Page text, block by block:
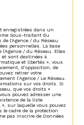
enregistrées dans un
Sous-traitant du
l'Agence / du Réseau
personnelles. La base
/ du Réseau. Elles
et sont destinées à
et libertés », vous
d’opposition, de
retirer votre
l’Agence / Le Réseau.
sur vos droits. Si
que vos droits «
pouvez adresser une
de la liste
», sur laquelle vous pouvez
le cadre de la protection
pas inscrire de Données